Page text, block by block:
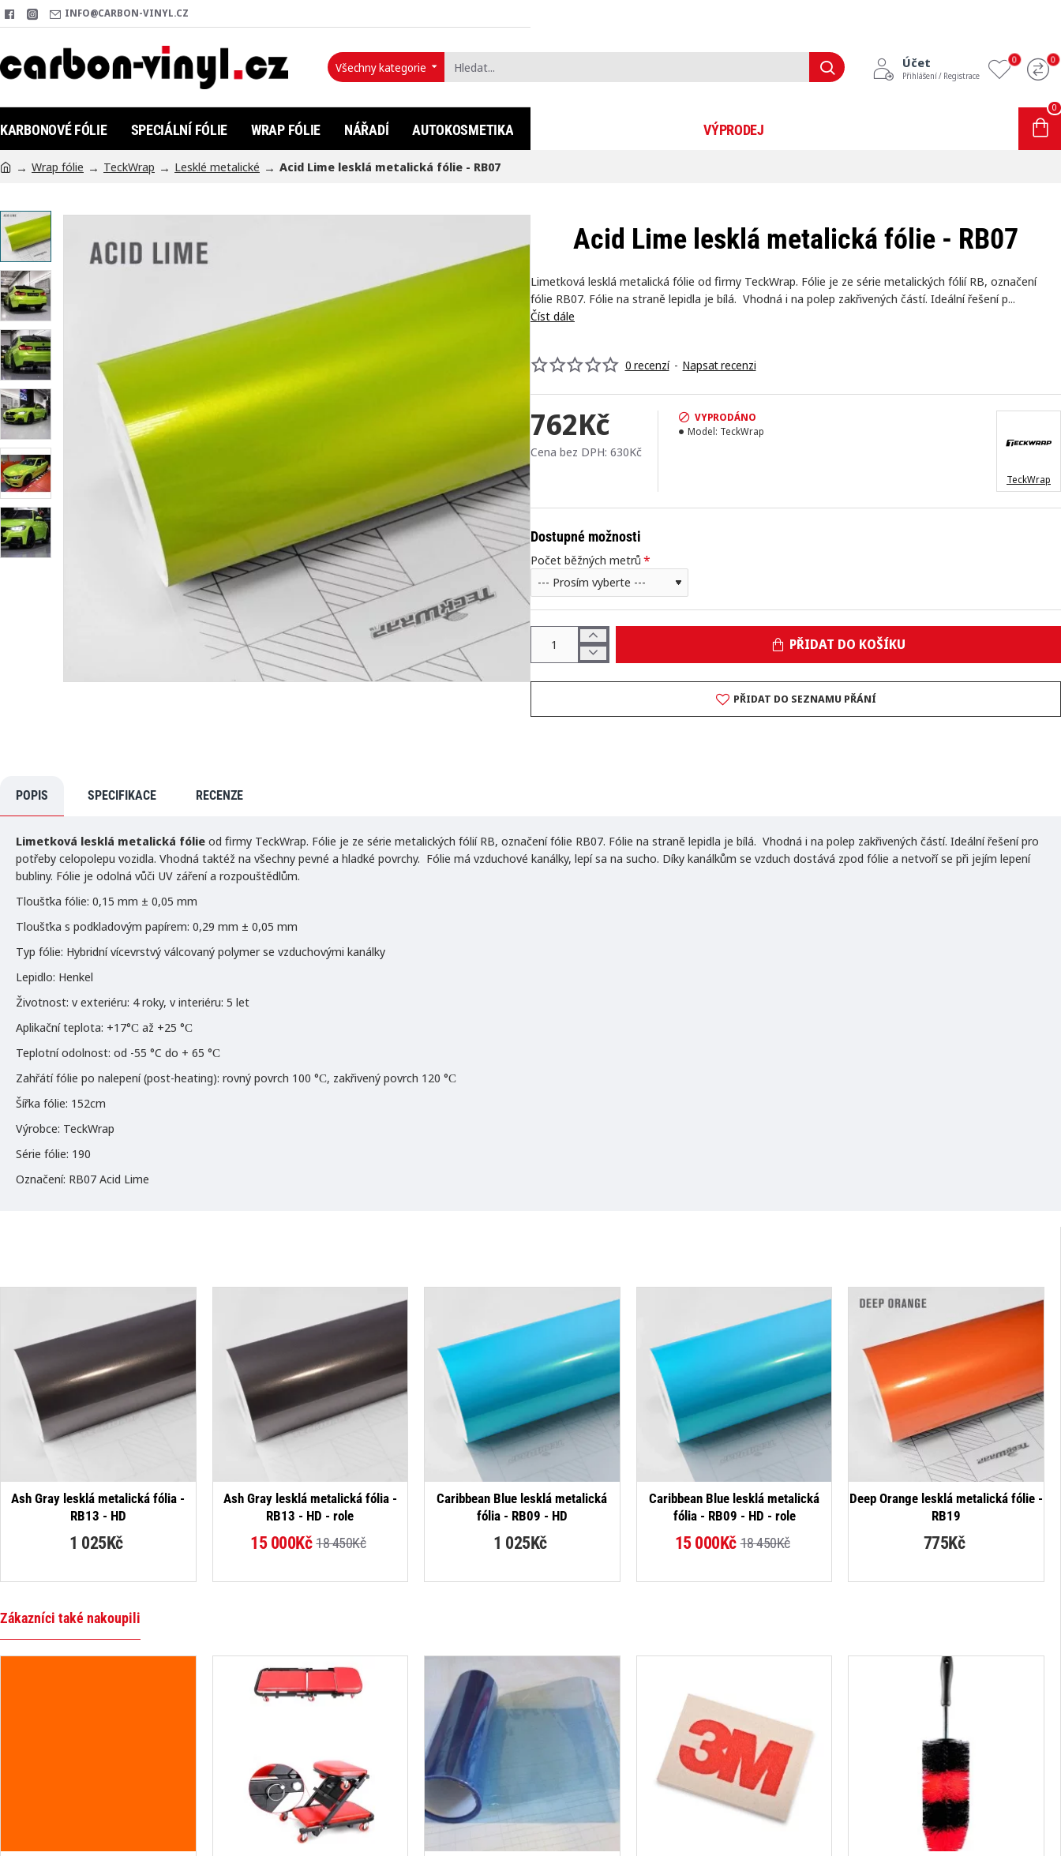
INFO@CARBON-VINYL.CZ
Všechny kategorie
Hledat...
Účet
Přihlášení / Registrace
0 0
KARBONOVÉ FÓLIE SPECIÁLNÍ FÓLIE WRAP FÓLIE NÁŘADÍ AUTOKOSMETIKA VÝPRODEJ
0
m
e
Wrap fólie TeckWrap Lesklé metalické Acid Lime lesklá metalická fólie - RB07
Acid Lime lesklá metalická fólie - RB07
Limetková lesklá metalická fólie od firmy TeckWrap. Fólie je ze série metalických fólií RB, označení
fólie RB07. Fólie na straně lepidla je bílá. Vhodná i na polep zakřivených částí. Ideální řešení p...
Číst dále
0 recenzí - Napsat recenzi
762Kč
Cena bez DPH: 630Kč
VYPRODÁNO
Model: TeckWrap
TeckWrap
Dostupné možnosti
Počet běžných metrů
PŘIDAT DO KOŠÍKU
PŘIDAT DO SEZNAMU PŘÁNÍ
POPIS SPECIFIKACE RECENZE
Limetková lesklá metalická fólie od firmy TeckWrap. Fólie je ze série metalických fólií RB, označení fólie RB07. Fólie na straně lepidla je bílá. Vhodná i na polep zakřivených částí. Ideální řešení pro
potřeby celopolepu vozidla. Vhodná taktéž na všechny pevné a hladké povrchy. Fólie má vzduchové kanálky, lepí sa na sucho. Díky kanálkům se vzduch dostává zpod fólie a netvoří se při jejím lepení
bubliny. Fólie je odolná vůči UV záření a rozpouštědlům.
Tloušťka fólie: 0,15 mm ± 0,05 mm
Tloušťka s podkladovým papírem: 0,29 mm ± 0,05 mm
Typ fólie: Hybridní vícevrstvý válcovaný polymer se vzduchovými kanálky
Lepidlo: Henkel
Životnost: v exteriéru: 4 roky, v interiéru: 5 let
Aplikační teplota: +17°С až +25 °С
Teplotní odolnost: od -55 °C do + 65 °С
Zahřátí fólie po nalepení (post-heating): rovný povrch 100 °С, zakřivený povrch 120 °С
Šířka fólie: 152cm
Výrobce: TeckWrap
Série fólie: 190
Označení: RB07 Acid Lime
Ash Gray lesklá metalická fólia -
RB13 - HD
1 025Kč
NOVINKA
Ash Gray lesklá metalická fólia -
RB13 - HD - role
15 000Kč 18 450Kč
Caribbean Blue lesklá metalická
fólia - RB09 - HD
1 025Kč
NOVINKA
Caribbean Blue lesklá metalická
fólia - RB09 - HD - role
15 000Kč 18 450Kč
Deep Orange lesklá metalická fólie -
RB19
775Kč
Zákazníci také nakoupili